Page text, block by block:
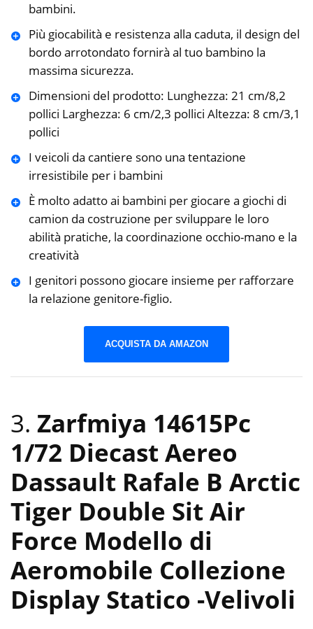
bambini.
Più giocabilità e resistenza alla caduta, il design del
bordo arrotondato fornirà al tuo bambino la
massima sicurezza.
Dimensioni del prodotto: Lunghezza: 21 cm/8,2
pollici Larghezza: 6 cm/2,3 pollici Altezza: 8 cm/3,1
pollici
I veicoli da cantiere sono una tentazione
irresistibile per i bambini
È molto adatto ai bambini per giocare a giochi di
camion da costruzione per sviluppare le loro
abilità pratiche, la coordinazione occhio-mano e la
creatività
I genitori possono giocare insieme per rafforzare
la relazione genitore-figlio.
ACQUISTA DA AMAZON
3. Zarfmiya 14615Pc
1/72 Diecast Aereo
Dassault Rafale B Arctic
Tiger Double Sit Air
Force Modello di
Aeromobile Collezione
Display Statico -Velivoli